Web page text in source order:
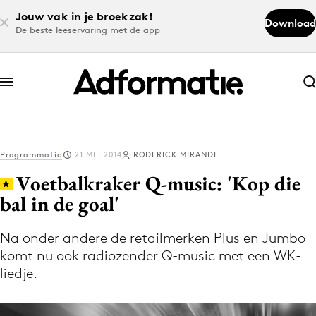
Jouw vak in je broekzak!
De beste leeservaring met de app
Download
Abonneer nu
Abonneer nu
Log in
Volg het laatste nieuws via de Adformatie
Nieuws app
Programmatic 21 MEI 2014 RODERICK MIRANDE
Voetbalkraker Q-music: 'Kop die
bal in de goal'
Na onder andere de retailmerken Plus en Jumbo
komt nu ook radiozender Q-music met een WK-
liedje.